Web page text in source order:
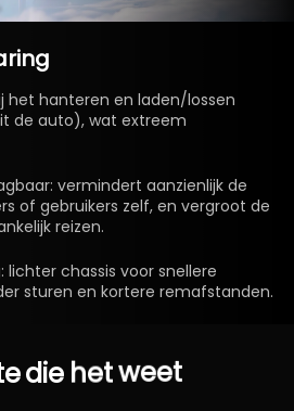
het hanteren en laden/lossen
de auto), wat extreem
vermindert aanzienlijk de
of gebruikers zelf, en vergroot de
reizen.
lichter chassis voor snellere
sturen en kortere remafstanden.
die hetweet